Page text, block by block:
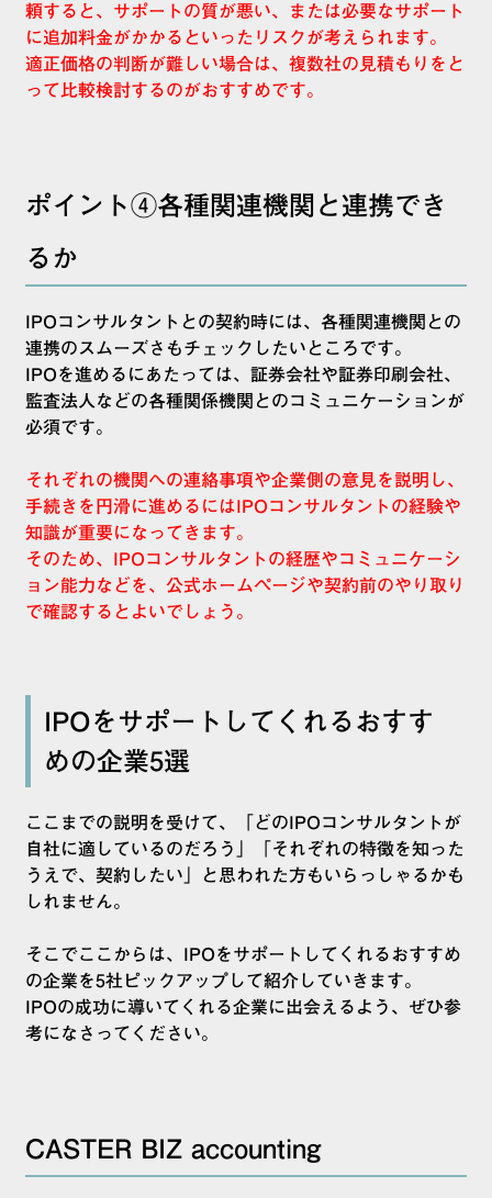
頼すると、サポートの質が悪い、または必要なサポート
に追加料金がかかるといったリスクが考えられます。
適正価格の判断が難しい場合は、複数社の見積もりをと
って比較検討するのがおすすめです。
ポイント④各種関連機関と連携でき
るか
IPOコンサルタントとの契約時には、各種関連機関との
連携のスムーズさもチェックしたいところです。
IPOを進めるにあたっては、証券会社や証券印刷会社、
監査法人などの各種関係機関とのコミュニケーションが
必須です。
それぞれの機関への連絡事項や企業側の意見を説明し、
手続きを円滑に進めるにはIPOコンサルタントの経験や
知識が重要になってきます。
そのため、IPOコンサルタントの経歴やコミュニケーシ
ョン能力などを、公式ホームページや契約前のやり取り
で確認するとよいでしょう。
IPOをサポートしてくれるおすす
めの企業5選
ここまでの説明を受けて、「どのIPOコンサルタントが
自社に適しているのだろう」「それぞれの特徴を知った
うえで、契約したい」と思われた方もいらっしゃるかも
しれません。
そこでここからは、IPOをサポートしてくれるおすすめ
の企業を5社ピックアップして紹介していきます。
IPOの成功に導いてくれる企業に出会えるよう、ぜひ参
考になさってください。
CASTER BIZ accounting